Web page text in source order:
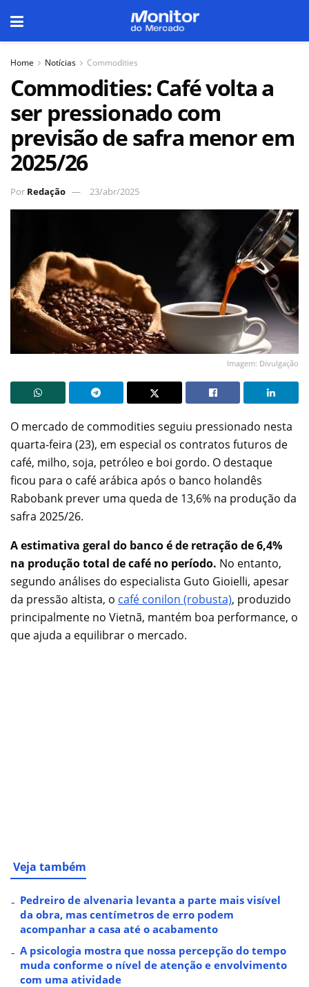
Home Notícias Commodities
Commodities: Café volta a
ser pressionado com
previsão de safra menor em
2025/26
Por Redação 23/abr/2025
Imagem: Divulgação
O mercado de commodities seguiu pressionado nesta
quarta-feira (23), em especial os contratos futuros de
café, milho, soja, petróleo e boi gordo. O destaque
ficou para o café arábica após o banco holandês
Rabobank prever uma queda de 13,6% na produção da
safra 2025/26.
A estimativa geral do banco é de retração de 6,4%
na produção total de café no período. No entanto,
segundo análises do especialista Guto Gioielli, apesar
da pressão altista, o café conilon (robusta), produzido
principalmente no Vietnã, mantém boa performance, o
que ajuda a equilibrar o mercado.
Veja também
Pedreiro de alvenaria levanta a parte mais visível
da obra, mas centímetros de erro podem
acompanhar a casa até o acabamento
A psicologia mostra que nossa percepção do tempo
muda conforme o nível de atenção e envolvimento
com uma atividade